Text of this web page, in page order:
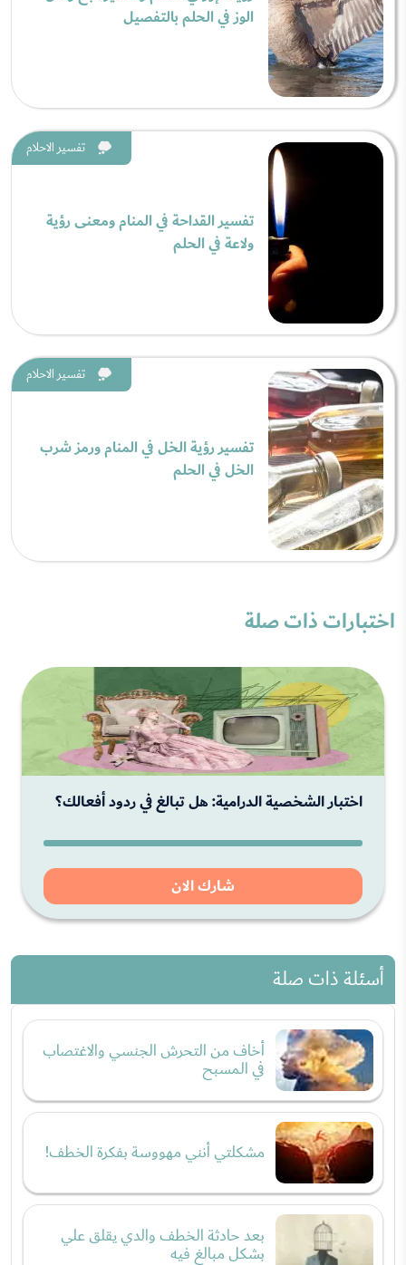
الوز في الحلم بالتفصيل
تفسير الاحلام
تفسير القداحة في المنام ومعنى رؤية
ولاعة في الحلم
تفسير الاحلام
تفسير رؤية الخل في المنام ورمز شرب
الخل في الحلم
اختبارات ذات صلة
اختبار الشخصية الدرامية: هل تبالغ في ردود أفعالك؟
شارك الان
أسئلة ذات صلة
أخاف من التحرش الجنسي والاغتصاب
في المسبح
مشكلتي أنني مهووسة بفكرة الخطف!
بعد حادثة الخطف والدي يقلق علي
بشكل مبالغ فيه